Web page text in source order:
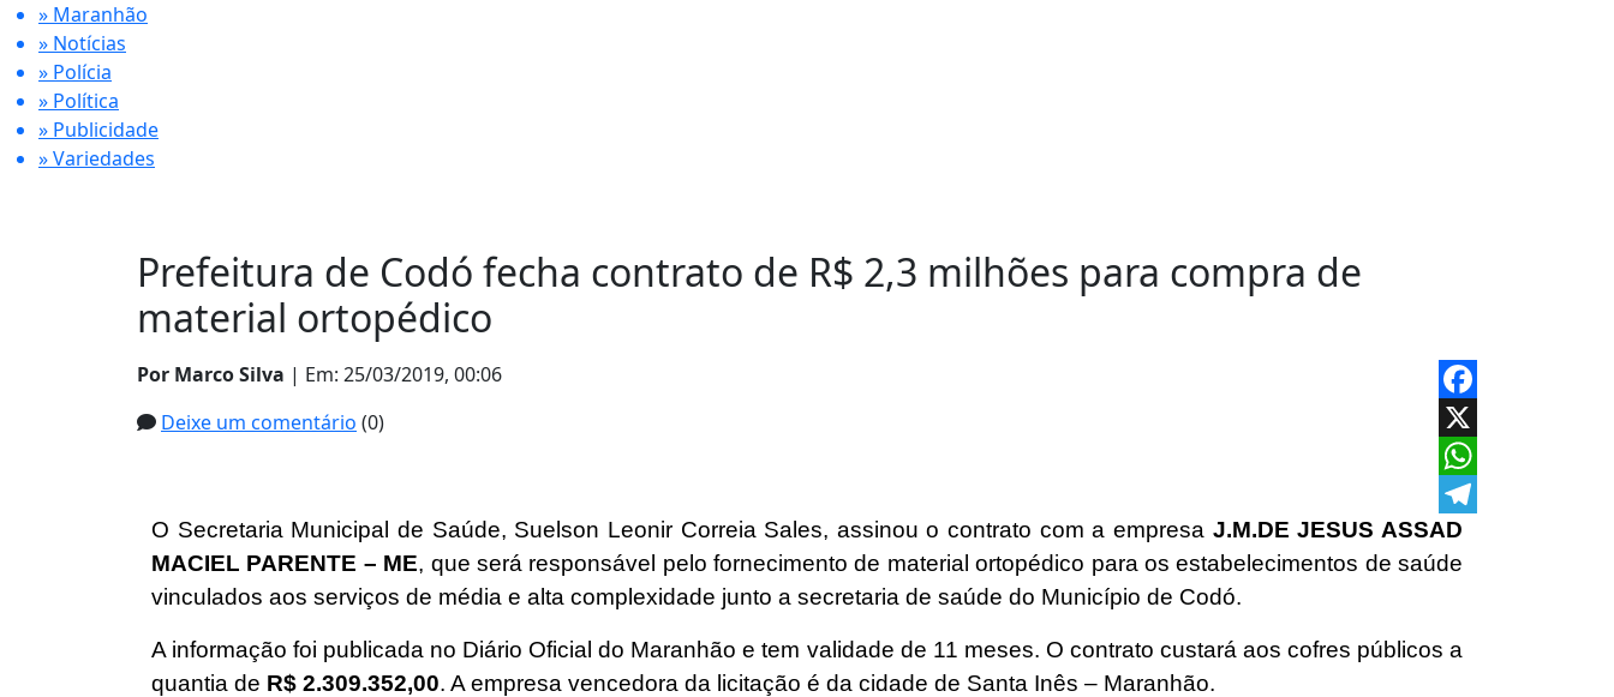
» Maranhão
» Notícias
» Polícia
» Política
» Publicidade
» Variedades
Prefeitura de Codó fecha contrato de R$ 2,3 milhões para compra de
material ortopédico
Por Marco Silva | Em: 25/03/2019, 00:06
Deixe um comentário (0)
Facebook
X
WhatsApp
Telegram
O Secretaria Municipal de Saúde, Suelson Leonir Correia Sales, assinou o contrato com a empresa J.M.DE JESUS ASSAD
MACIEL PARENTE – ME, que será responsável pelo fornecimento de material ortopédico para os estabelecimentos de saúde
vinculados aos serviços de média e alta complexidade junto a secretaria de saúde do Município de Codó.
A informação foi publicada no Diário Oficial do Maranhão e tem validade de 11 meses. O contrato custará aos cofres públicos a
quantia de R$ 2.309.352,00. A empresa vencedora da licitação é da cidade de Santa Inês – Maranhão.